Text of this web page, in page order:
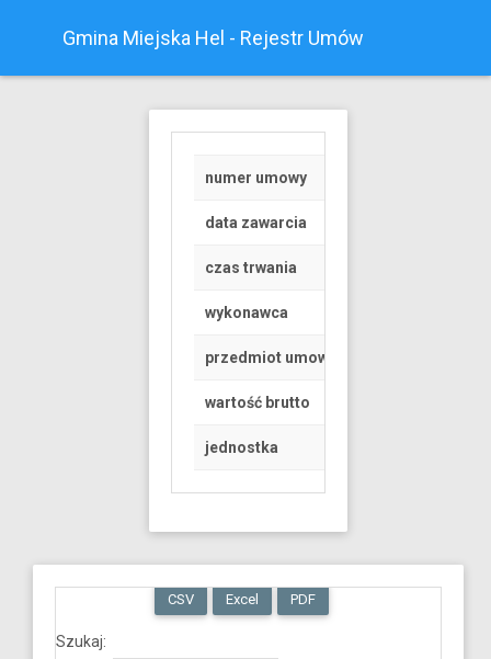
Gmina Miejska Hel - Rejestr Umów
numer umowy
data zawarcia
czas trwania
wykonawca
przedmiot umowy
wartość brutto
jednostka
CSV Excel PDF
Szukaj: